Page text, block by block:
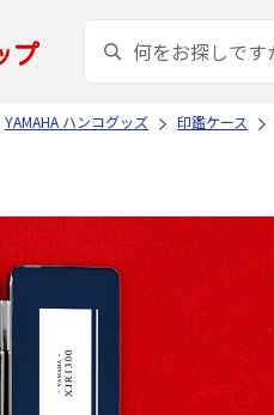
YAMAHA ハンコグッズ 印鑑ケース